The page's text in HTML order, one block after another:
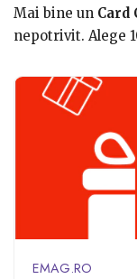
Mai bine un Card
nepotrivit. Alege
EMAG.RO